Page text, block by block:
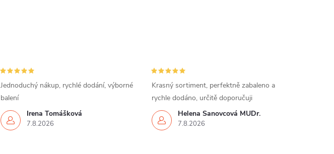
Irena Tomášková
7.8.2026
Jednoduchý nákup, rychlé dodání, výborné
balení
Helena Šanovcová MUDr.
7.8.2026
Krasný sortiment, perfektně zabaleno a
rychle dodáno, určitě doporučuji